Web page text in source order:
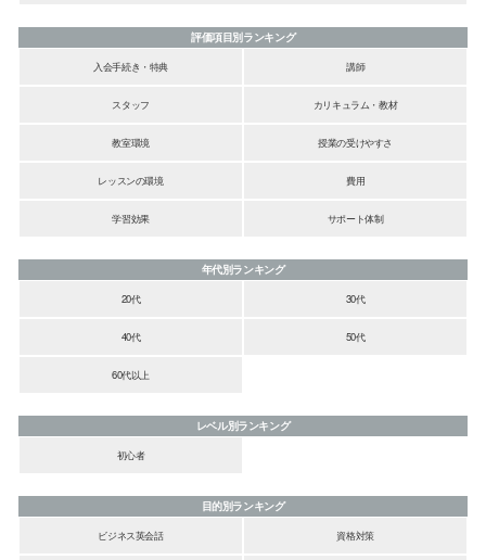
評価項目別ランキング
入会手続き・特典
講師
スタッフ カリキュラム・教材
教室環境 授業の受けやすさ
レッスンの環境 費用
学習効果 サポート体制
年代別ランキング
20代
30代
40代 50代
60代以上
レベル別ランキング
初心者
目的別ランキング
ビジネス英会話
資格対策